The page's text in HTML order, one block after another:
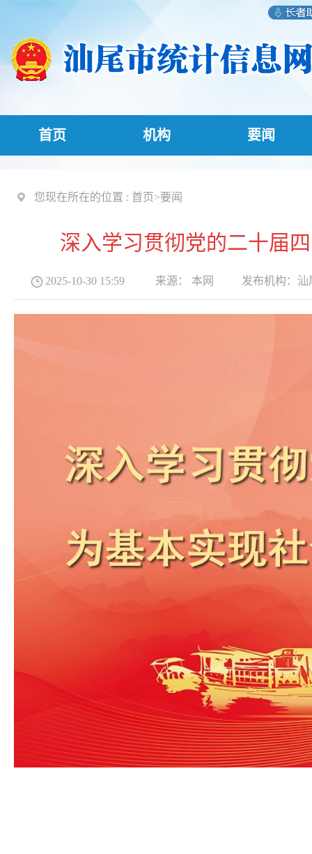
首页 机构 要闻
您现在所在的位置 : 首页>要闻
深入学习贯彻党的二十届
2025-10-30 15:59 来源： 本网 发布机构： 汕